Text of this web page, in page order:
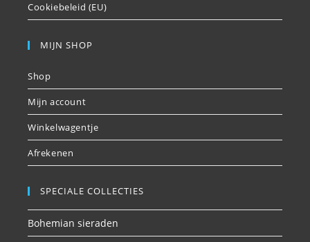
Cookiebeleid (EU)
MIJN SHOP
Shop
Mijn account
Winkelwagentje
Afrekenen
SPECIALE COLLECTIES
Bohemian sieraden